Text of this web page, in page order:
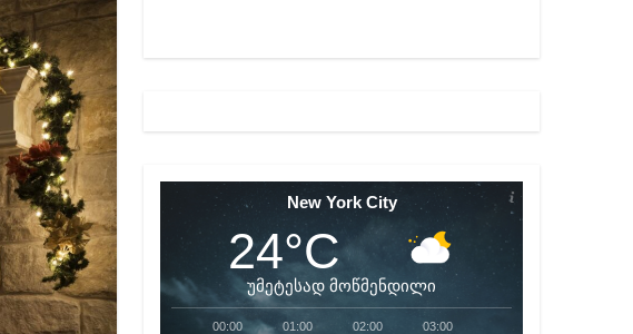
ტრაგიკულ შედეგებამდე მივიდეთ – ირმა ინაშვილი
13 წლამდე პატიმრობას ითვალისწინებს
New York City
24°C
უმეტესად მოწმენდილი
00:00 01:00 02:00 03:00